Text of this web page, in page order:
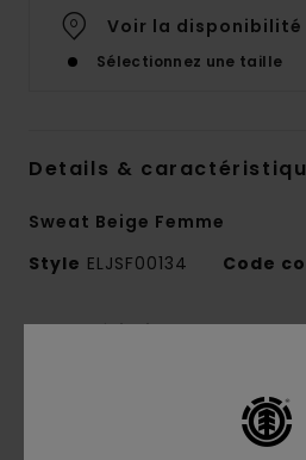
Voir la disponibilité
Sélectionnez une taille
Details &
Sweat Beige Femme
Style ELJSF00134 Code
Caractéristiques
Conscious by Nature :
coton, coton